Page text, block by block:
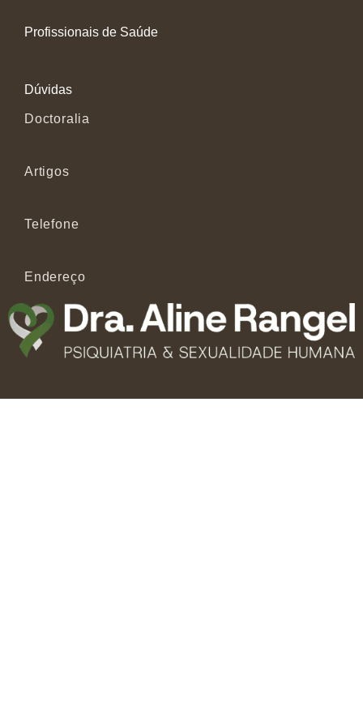
Profissionais de Saúde
Dúvidas
Doctoralia
Artigos
Telefone
Endereço